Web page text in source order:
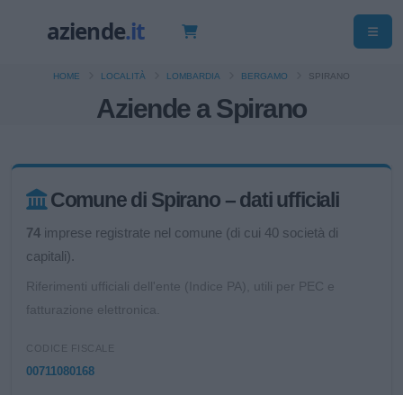
Aziende a Spirano
HOME LOCALITÀ LOMBARDIA BERGAMO SPIRANO
Comune di Spirano – dati ufficiali
74 imprese registrate nel comune (di cui 40 società di
capitali).
Riferimenti ufficiali dell'ente (Indice PA), utili per PEC e
fatturazione elettronica.
CODICE FISCALE
00711080168